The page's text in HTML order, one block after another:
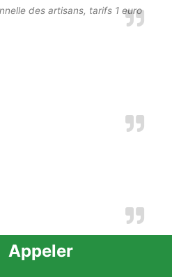
des artisans, tarifs 1 euro
Appeler